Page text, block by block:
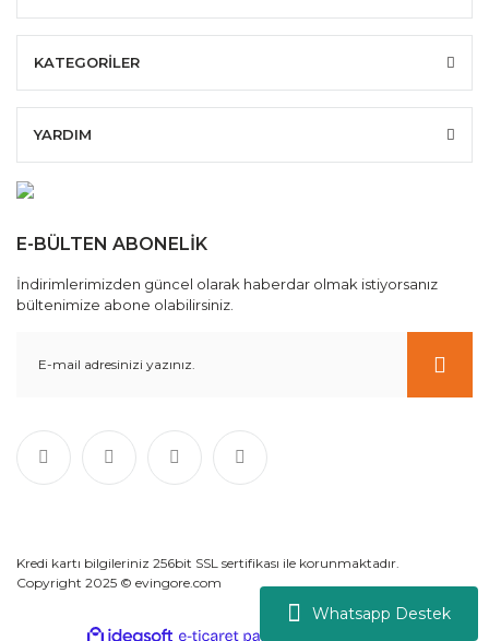
Whatsapp Destek
KATEGORİLER
YARDIM
E-BÜLTEN ABONELİK
İndirimlerimizden güncel olarak haberdar olmak istiyorsanız
bültenimize abone olabilirsiniz.
Kredi kartı bilgileriniz 256bit SSL sertifikası ile korunmaktadır.
Copyright 2025 © evingore.com
ideasoft